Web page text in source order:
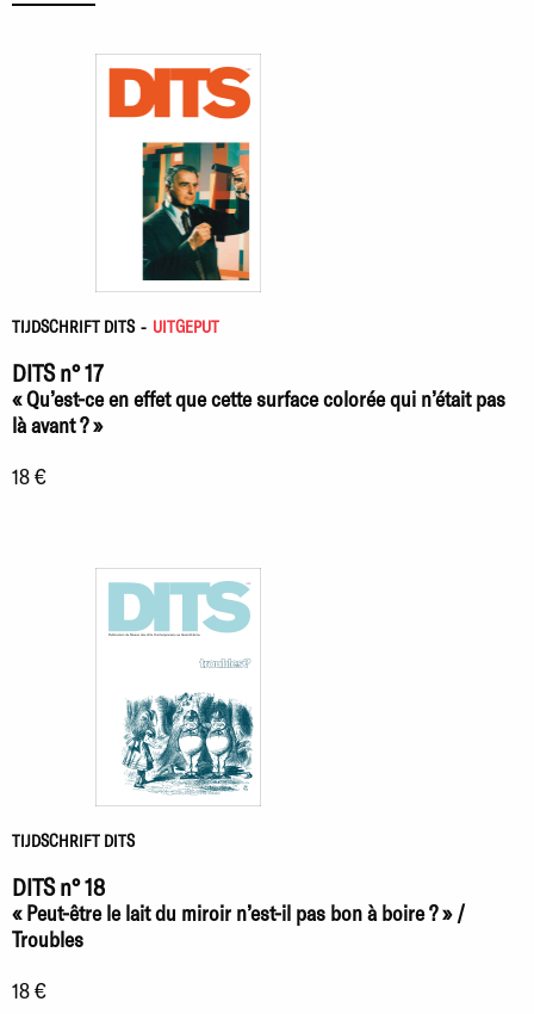
TIJDSCHRIFT DITS - UITGEPUT
DITS n° 17
« Qu’est-ce en effet que cette surface colorée qui n’était pas
là avant ? »
18 €
TIJDSCHRIFT DITS
DITS n° 18
« Peut-être le lait du miroir n’est-il pas bon à boire ? » /
Troubles
18 €